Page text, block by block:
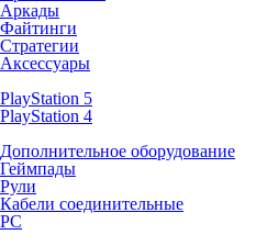
Аркады
Файтинги
Стратегии
Аксессуары
PlayStation 5
PlayStation 4
Дополнительное оборудование
Геймпады
Рули
Кабели соединительные
PC